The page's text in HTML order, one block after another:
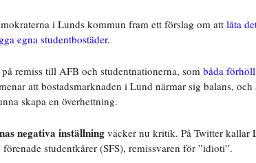
i Lunds kommun fram ett förslag om att låta
egna studentbostäder.
på remiss till AFB och studentnationerna, som båda
att bostadsmarknaden i Lund närmar sig balans,
skapa en överhettning.
negativa inställning väcker nu kritik. På Twitter kallar
studentkårer (SFS), remissvaren för ”idioti”.